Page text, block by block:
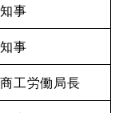
知事
知事
商工労働局長